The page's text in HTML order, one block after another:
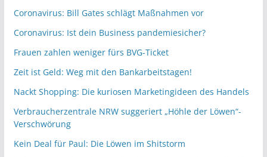
Coronavirus: Bill Gates schlägt Maßnahmen vor
Coronavirus: Ist dein Business pandemiesicher?
Frauen zahlen weniger fürs BVG-Ticket
Zeit ist Geld: Weg mit den Bankarbeitstagen!
Nackt Shopping: Die kuriosen Marketingideen des Handels
Verbraucherzentrale NRW suggeriert „Höhle der Löwen“-
Verschwörung
Kein Deal für Paul: Die Löwen im Shitstorm